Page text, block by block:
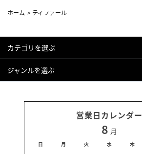
ホーム > ティファール
カテゴリを選ぶ
ジャンルを選ぶ
営業日カレンダー
8 月
日 月 火 水 木